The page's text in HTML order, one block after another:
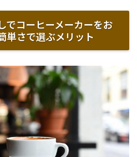
でコーヒーメーカーをお
単さで選ぶメリット